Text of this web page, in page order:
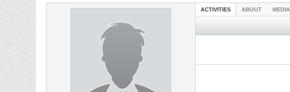
ACTIVITIES ABOUT MEDIA